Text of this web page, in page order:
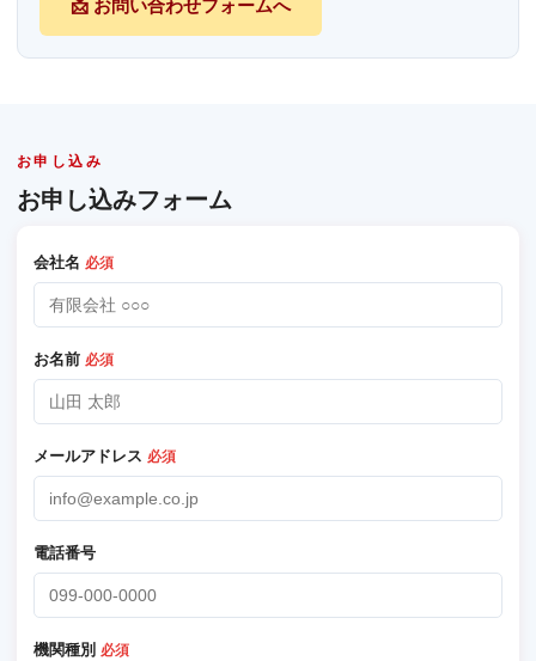
📩 お問い合わせフォームへ
お申し込み
お申し込みフォーム
会社名 必須
お名前 必須
メールアドレス 必須
電話番号
機関種別 必須